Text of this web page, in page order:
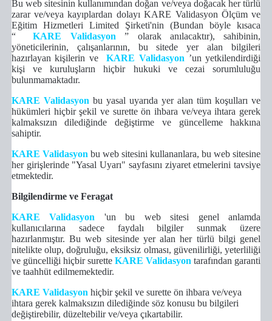
Bu web sitesinin kullanımından doğan ve/veya doğacak her türlü
zarar ve/veya kayıplardan dolayıKARE Validasyon Ölçüm ve
Eğitim Hizmetleri Limited Şirketi'nin (Bundan böyle kısaca
“
KARE Validasyon
” olarak anılacaktır), sahibinin,
yöneticilerinin, çalışanlarının, bu sitede yer alan bilgileri
hazırlayan kişilerin ve
KARE Validasyon ’un yetkilendirdiği
kişi ve kuruluşların hiçbir hukuki ve cezai sorumluluğu
bulunmamaktadır.
KARE Validasyon bu yasal uyarıda yer alan tüm koşulları ve
hükümleri hiçbir şekil ve surette ön ihbara ve/veya ihtara gerek
kalmaksızın dilediğinde değiştirme ve güncelleme hakkına
sahiptir.
KARE Validasyon bu web sitesini kullananlara, bu web sitesine
her girişlerinde "Yasal Uyarı" sayfasını ziyaret etmelerini tavsiye
etmektedir.
Bilgilendirme ve Feragat
KARE Validasyon
'un bu web sitesi genel anlamda
kullanıcılarına sadece faydalı bilgiler sunmak üzere
hazırlanmıştır.Bu web sitesinde yer alan her türlü bilgi genel
nitelikte olup, doğruluğu, eksiksiz olması, güvenilirliği, yeterliliği
ve güncelliği hiçbir suretteKARE Validasyon tarafından garanti
ve taahhüt edilmemektedir.
KARE Validasyon hiçbir şekil ve surette ön ihbara ve/veya
ihtara gerek kalmaksızın dilediğinde söz konusu bu bilgileri
değiştirebilir, düzeltebilir ve/veya çıkartabilir.